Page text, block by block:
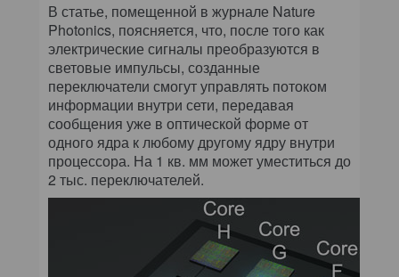
В статье, помещенной в журнале Nature
Photonics, поясняется, что, после того как
электрические сигналы преобразуются в
световые импульсы, созданные
переключатели смогут управлять потоком
информации внутри сети, передавая
сообщения уже в оптической форме от
одного ядра к любому другому ядру внутри
процессора. На 1 кв. мм может уместиться до
2 тыс. переключателей.